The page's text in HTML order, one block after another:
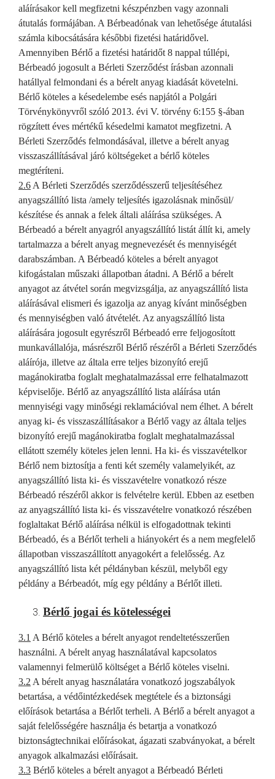
aláírásakor kell megfizetni készpénzben vagy azonnali
átutalás formájában. A Bérbeadónak van lehetősége átutalási
számla kibocsátására későbbi fizetési határidővel.
Amennyiben Bérlő a fizetési határidőt 8 nappal túllépi,
Bérbeadó jogosult a Bérleti Szerződést írásban azonnali
hatállyal felmondani és a bérelt anyag kiadását követelni.
Bérlő köteles a késedelembe esés napjától a Polgári
Törvénykönyvről szóló 2013. évi V. törvény 6:155 §-ában
rögzített éves mértékű késedelmi kamatot megfizetni. A
Bérleti Szerződés felmondásával, illetve a bérelt anyag
visszaszállításával járó költségeket a bérlő köteles
megtéríteni.
2.6 A Bérleti Szerződés szerződésszerű teljesítéséhez
anyagszállító lista /amely teljesítés igazolásnak minősül/
készítése és annak a felek általi aláírása szükséges. A
Bérbeadó a bérelt anyagról anyagszállító listát állít ki, amely
tartalmazza a bérelt anyag megnevezését és mennyiségét
darabszámban. A Bérbeadó köteles a bérelt anyagot
kifogástalan műszaki állapotban átadni. A Bérlő a bérelt
anyagot az átvétel során megvizsgálja, az anyagszállító lista
aláírásával elismeri és igazolja az anyag kívánt minőségben
és mennyiségben való átvételét. Az anyagszállító lista
aláírására jogosult egyrészről Bérbeadó erre feljogosított
munkavállalója, másrészről Bérlő részéről a Bérleti Szerződés
aláírója, illetve az általa erre teljes bizonyító erejű
magánokiratba foglalt meghatalmazással erre felhatalmazott
képviselője. Bérlő az anyagszállító lista aláírása után
mennyiségi vagy minőségi reklamációval nem élhet. A bérelt
anyag ki- és visszaszállításakor a Bérlő vagy az általa teljes
bizonyító erejű magánokiratba foglalt meghatalmazással
ellátott személy köteles jelen lenni. Ha ki- és visszavételkor
Bérlő nem biztosítja a fenti két személy valamelyikét, az
anyagszállító lista ki- és visszavételre vonatkozó része
Bérbeadó részéről akkor is felvételre kerül. Ebben az esetben
az anyagszállító lista ki- és visszavételre vonatkozó részében
foglaltakat Bérlő aláírása nélkül is elfogadottnak tekinti
Bérbeadó, és a Bérlőt terheli a hiányokért és a nem megfelelő
állapotban visszaszállított anyagokért a felelősség. Az
anyagszállító lista két példányban készül, melyből egy
példány a Bérbeadót, míg egy példány a Bérlőt illeti.
Bérlő jogai és kötelességei
3.1 A Bérlő köteles a bérelt anyagot rendeltetésszerűen
használni. A bérelt anyag használatával kapcsolatos
valamennyi felmerülő költséget a Bérlő köteles viselni.
3.2 A bérelt anyag használatára vonatkozó jogszabályok
betartása, a védőintézkedések megtétele és a biztonsági
előírások betartása a Bérlőt terheli. A Bérlő a bérelt anyagot a
saját felelősségére használja és betartja a vonatkozó
biztonságtechnikai előírásokat, ágazati szabványokat, a bérelt
anyagok alkalmazási előírásait.
3.3 Bérlő köteles a bérelt anyagot a Bérbeadó Bérleti